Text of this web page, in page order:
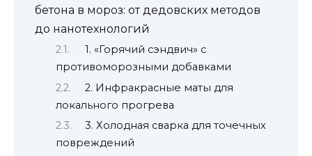
бетона в мороз: от дедовских методов
до нанотехнологий
1. «Горячий сэндвич» с
противоморозными добавками
2. Инфракрасные маты для
локального прогрева
3. Холодная сварка для точечных
повреждений